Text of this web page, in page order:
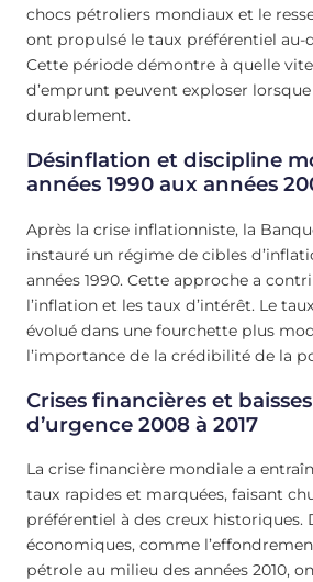
chocs pétroliers mondiaux et le
ont propulsé le taux préférentiel au-
Cette période démontre à quelle
d’emprunt peuvent exploser lorsque
durablement.
Désinflation et discipline
années 1990 aux années
Après la crise inflationniste, la
instauré un régime de cibles
années 1990. Cette approche a
l’inflation et les taux d’intérêt. Le
évolué dans une fourchette plus
l’importance de la crédibilité de la
Crises financières et
d’urgence 2008 à 2017
La crise financière mondiale a
taux rapides et marquées, faisant
préférentiel à des creux historiques.
économiques, comme
pétrole au milieu des années 2010,